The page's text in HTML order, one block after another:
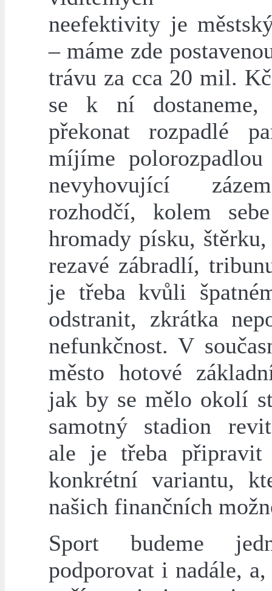
neefektivity je
– máme zde
trávu za cca 20 mil.
se k ní dostaneme,
překonat rozpadlé
míjíme polorozpadlou
nevyhovující
rozhodčí, kolem
hromady písku,
rezavé zábradlí,
je třeba kvůli
odstranit, zkrátka
nefunkčnost. V
město hotové
jak by se mělo okolí
samotný stadion
ale je třeba připravit
konkrétní variantu,
našich finančních
Sport budeme
podporovat i nadále, a,